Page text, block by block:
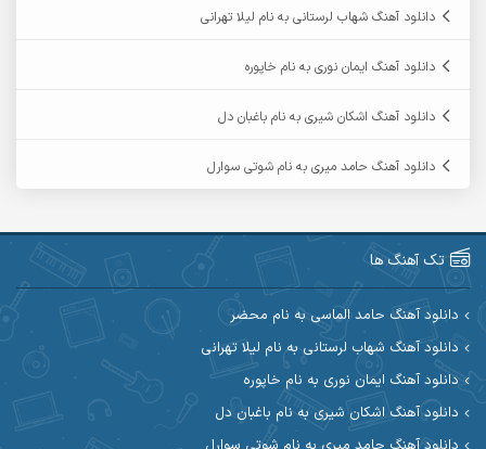
آرین صیادی
آرین مریدی
آوات بوکانی آوات یگانه
آیت احمدنژاد
دانلود آهنگ شهاب لرستانی به نام لیلا تهرانی
دانلود آهنگ ایمان نوری به نام خاپوره
دانلود آهنگ اشکان شیری به نام باغبان دل
دانلود آهنگ حامد میری به نام شوتی سوارل
تک آهنگ ها
دانلود آهنگ حامد الماسی به نام محضر
دانلود آهنگ شهاب لرستانی به نام لیلا تهرانی
دانلود آهنگ ایمان نوری به نام خاپوره
دانلود آهنگ اشکان شیری به نام باغبان دل